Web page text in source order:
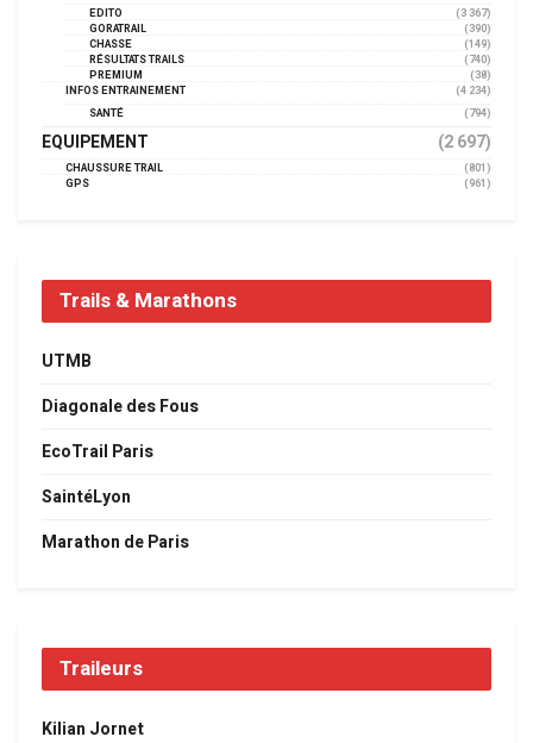
EDITO
(3 367)
GORATRAIL
(390)
CHASSE
(149)
RÉSULTATS TRAILS
(740)
PREMIUM
(38)
INFOS ENTRAINEMENT
(4 234)
SANTÉ
(794)
EQUIPEMENT (2 697)
CHAUSSURE TRAIL
(801)
GPS
(961)
Trails & Marathons
UTMB
Diagonale des Fous
EcoTrail Paris
SaintéLyon
Marathon de Paris
Traileurs
Kilian Jornet